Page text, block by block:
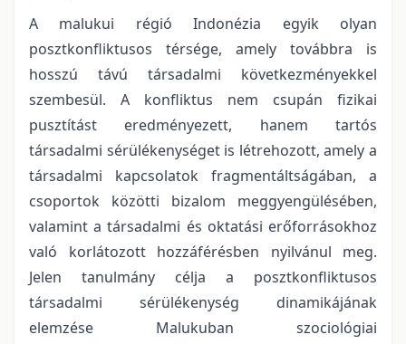
A malukui régió Indonézia egyik olyan
posztkonfliktusos térsége, amely továbbra is
hosszú távú társadalmi következményekkel
szembesül. A konfliktus nem csupán fizikai
pusztítást eredményezett, hanem tartós
társadalmi sérülékenységet is létrehozott, amely a
társadalmi kapcsolatok fragmentáltságában, a
csoportok közötti bizalom meggyengülésében,
valamint a társadalmi és oktatási erőforrásokhoz
való korlátozott hozzáférésben nyilvánul meg.
Jelen tanulmány célja a posztkonfliktusos
társadalmi sérülékenység dinamikájának
elemzése Malukuban szociológiai